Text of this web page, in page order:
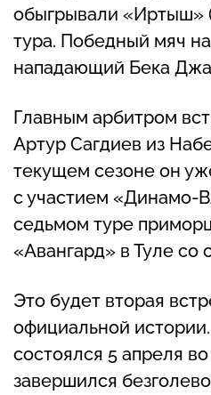
обыгрывали «Иртыш»
тура. Победный мяч
нападающий Бека
Главным арбитром
Артур Сагдиев из
текущем сезоне он
с участием «Динамо-
седьмом туре
«Авангард» в Туле со
Это будет вторая
официальной
состоялся 5 апреля
завершился